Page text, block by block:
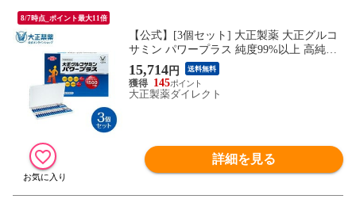
8/7時点_ポイント最大11倍
【公式】[3個セット] 大正製薬 大正グルコ
サミン パワープラス 純度99%以上 高純度
グルコサミン 軟骨成分 コンドロイチン 鶏
由来 コラーゲン 筋肉成分 運動系アミノ酸
3種 1箱 370mg×6粒×30袋 サプリ サプリメ
15,714円 送料無料
145
大正製薬ダイレクト
詳細を見る